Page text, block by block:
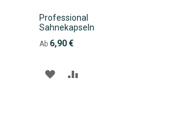
Professional
Sahnekapseln
Ab 6,90 €
ZUR